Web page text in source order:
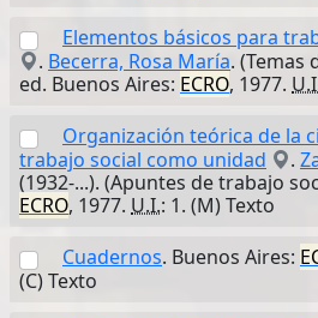
Elementos básicos para
. Becerra, Rosa María. (Temas
ed. Buenos Aires: ECRO, 1977.
Organización teórica de la
trabajo social como unidad
.
(1932-...). (Apuntes de trabajo
ECRO, 1977. U.I.: 1. (M) Texto
Cuadernos. Buenos Aires:
(C) Texto